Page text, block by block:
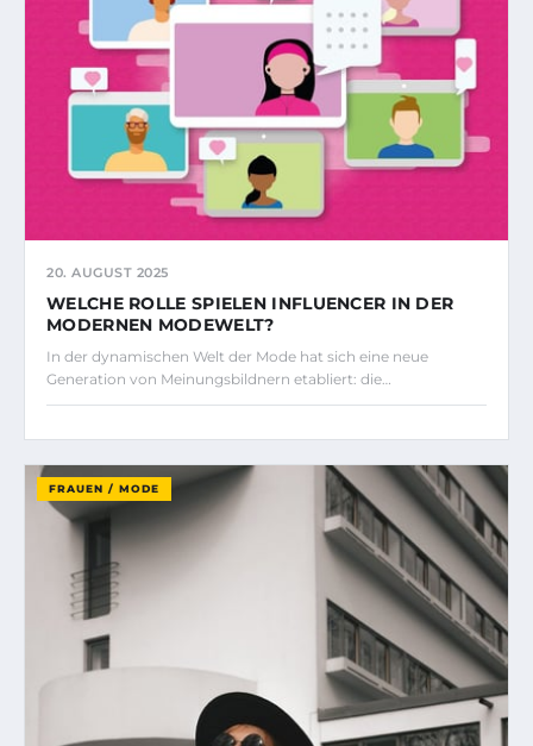
20. AUGUST 2025
WELCHE ROLLE SPIELEN INFLUENCER IN DER
MODERNEN MODEWELT?
In der dynamischen Welt der Mode hat sich eine neue
Generation von Meinungsbildnern etabliert: die…
FRAUEN / MODE